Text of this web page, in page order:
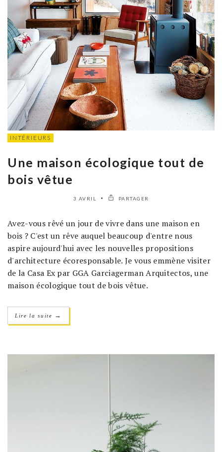
INTÉRIEURS
Une maison écologique tout de
bois vêtue
3 AVRIL PARTAGER
Avez-vous rêvé un jour de vivre dans une maison en
bois ? C'est un rêve auquel beaucoup d'entre nous
aspire aujourd'hui avec les nouvelles propositions
d'architecture écoresponsable. Je vous emmène visiter
de la Casa Ex par GGA Garciagerman Arquitectos, une
maison écologique tout de bois vêtue.
Lire la suite →